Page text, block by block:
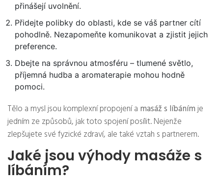
přinášejí uvolnění.
Přidejte polibky do oblasti, kde se váš partner cítí
pohodlně. Nezapomeňte komunikovat a zjistit jejich
preference.
Dbejte na správnou atmosféru – tlumené světlo,
příjemná hudba a aromaterapie mohou hodně
pomoci.
Tělo a mysl jsou komplexní propojení a masáž s líbánímje
jedním ze způsobů, jak toto spojení posílit. Nejenže
zlepšujete své fyzické zdraví, ale také vztah s partnerem.
Jaké jsou výhody masáže s
líbáním?